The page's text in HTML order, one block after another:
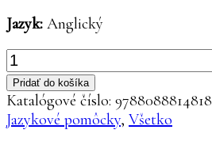
Jazyk: Anglický
množstvo
Angličtina
v
témach
-
Pridať do košíka
Katalógové číslo: 9788088814818
Jazykové pomôcky, Všetko